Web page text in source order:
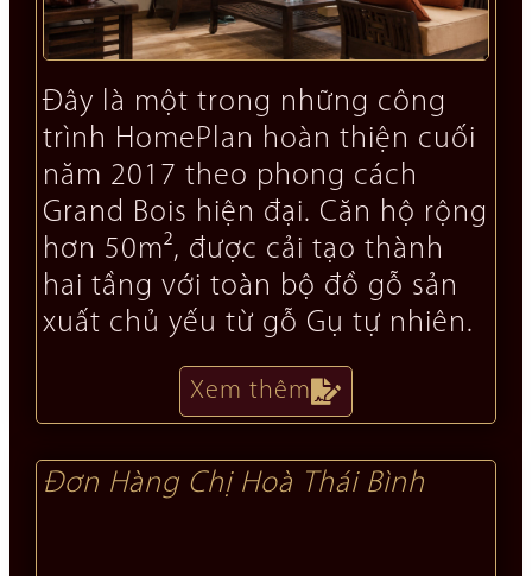
Đây là một trong những công
trình HomePlan hoàn thiện cuối
năm 2017 theo phong cách
Grand Bois hiện đại. Căn hộ rộng
hơn 50m², được cải tạo thành
hai tầng với toàn bộ đồ gỗ sản
xuất chủ yếu từ gỗ Gụ tự nhiên.
Xem thêm
Đơn Hàng Chị Hoà Thái Bình​